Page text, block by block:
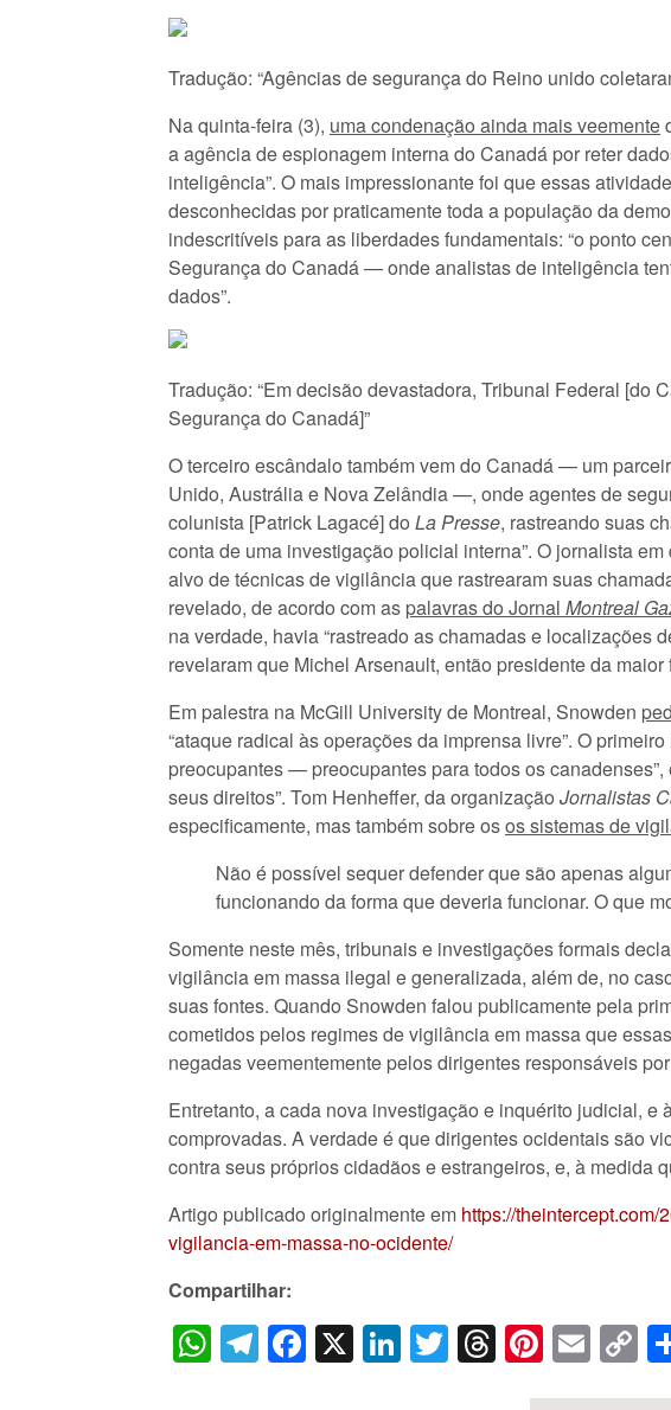
Tradução: “Agências de segurança do Reino unido
Na quinta-feira (3), uma condenação ainda mais veemente
a agência de espionagem interna do Canadá por reter
inteligência”. O mais impressionante foi que essas
desconhecidas por praticamente toda a população da
indescritíveis para as liberdades fundamentais: “o ponto
Segurança do Canadá — onde analistas de inteligência
dados”.
Tradução: “Em decisão devastadora, Tribunal Federal [do
Segurança do Canadá]”
O terceiro escândalo também vem do Canadá — um
Unido, Austrália e Nova Zelândia —, onde agentes de
colunista [Patrick Lagacé] do La Presse, rastreando suas
conta de uma investigação policial interna”. O jornalista
alvo de técnicas de vigilância que rastrearam suas
revelado, de acordo com as palavras do Jornal Montreal
na verdade, havia “rastreado as chamadas e
revelaram que Michel Arsenault, então presidente da
Em palestra na McGill University de Montreal, Snowden
“ataque radical às operações da imprensa livre”. O
preocupantes — preocupantes para todos os
seus direitos”. Tom Henheffer, da organização Jornalistas
especificamente, mas também sobre osos sistemas de
Não é possível sequer defender que são apenas
funcionando da forma que deveria funcionar. O que
Somente neste mês, tribunais e investigações formais
vigilância em massa ilegal e generalizada, além de, no
suas fontes. Quando Snowden falou publicamente pela
cometidos pelos regimes de vigilância em massa que
negadas veementemente pelos dirigentes responsáveis
Entretanto, a cada nova investigação e inquérito judicial,
comprovadas. A verdade é que dirigentes ocidentais são
contra seus próprios cidadãos e estrangeiros, e, à medida
Artigo publicado originalmente em https://
vigilancia-em-massa-no-ocidente/
Compartilhar:
WhatsApp
Telegram
Facebook
X LinkedIn
Twitter
Threads